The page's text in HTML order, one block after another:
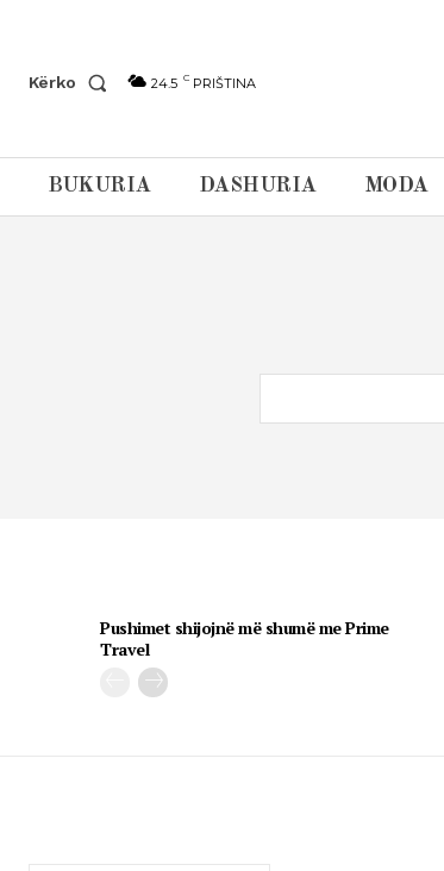
Kërko 24.5 C PRIŠTINA
BUKURIA DASHURIA MODA
Pushimet shijojnë më shumë me Prime
Travel